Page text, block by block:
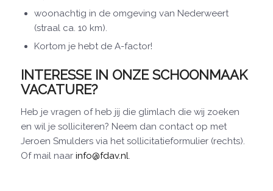
woonachtig in de omgeving van Nederweert
(straal ca. 10 km).
Kortom je hebt de A-factor!
INTERESSE IN ONZE SCHOONMAAK
VACATURE?
Heb je vragen of heb jij die glimlach die wij zoeken
en wil je solliciteren? Neem dan contact op met
Jeroen Smulders via het sollicitatieformulier (rechts).
Of mail naar info@fdav.nl.